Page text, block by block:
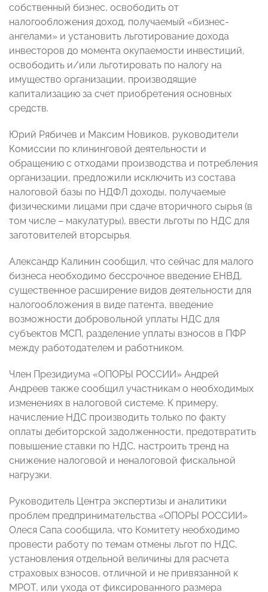
собственный бизнес, освободить от
налогообложения доход, получаемый «бизнес-
ангелами» и установить льготирование дохода
инвесторов до момента окупаемости инвестиций,
освободить и/или льготировать по налогу на
имущество организации, производящие
капитализацию за счет приобретения основных
средств.
Юрий Рябичев и Максим Новиков, руководители
Комиссии по клининговой деятельности и
обращению с отходами производства и потребления
организации, предложили исключить из состава
налоговой базы по НДФЛ доходы, получаемые
физическими лицами при сдаче вторичного сырья (в
том числе – макулатуры), ввести льготы по НДС для
заготовителей вторсырья.
Александр Калинин сообщил, что сейчас для малого
бизнеса необходимо бессрочное введение ЕНВД,
существенное расширение видов деятельности для
налогообложения в виде патента, введение
возможности добровольной уплаты НДС для
субъектов МСП, разделение уплаты взносов в ПФР
между работодателем и работником.
Член Президиума «ОПОРЫ РОССИИ» Андрей
Андреев также сообщил участникам о необходимых
изменениях в налоговой системе. К примеру,
начисление НДС производить только по факту
оплаты дебиторской задолженности, предотвратить
повышение ставки по НДС, настроить тренд на
снижение налоговой и неналоговой фискальной
нагрузки.
Руководитель Центра экспертизы и аналитики
проблем предпринимательства «ОПОРЫ РОССИИ»
Олеся Сапа сообщила, что Комитету необходимо
провести работу по темам отмены льгот по НДС,
установления отдельной величины для расчета
страховых взносов, отличной и не привязанной к
МРОТ, или ухода от фиксированного размера